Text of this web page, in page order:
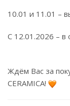
10.01 и 11.01 –
С 12.01.2026 –
Ждём Вас за
CERAMICA!